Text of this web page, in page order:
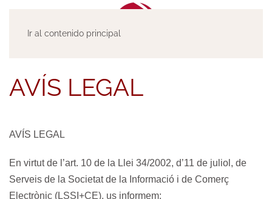
Ir al contenido principal
AVÍS LEGAL
AVÍS LEGAL
En virtut de l’art. 10 de la Llei 34/2002, d’11 de juliol, de
Serveis de la Societat de la Informació i de Comerç
Electrònic (LSSI+CE), us informem: